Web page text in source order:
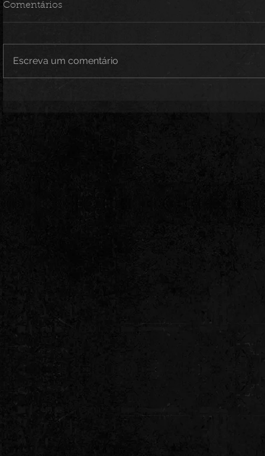
Comentários
Escreva um comentário